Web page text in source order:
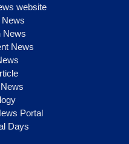
website
News
News
News
Portal
Days